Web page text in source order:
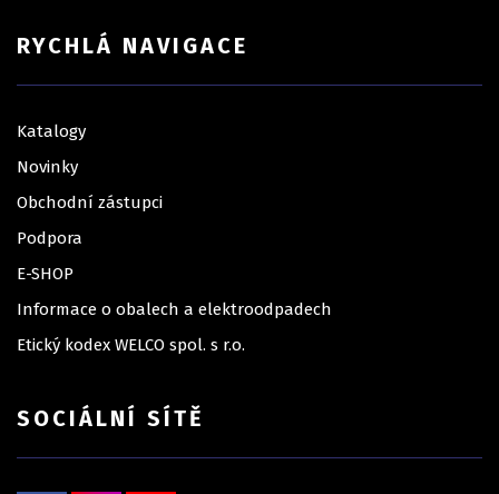
RYCHLÁ NAVIGACE
Katalogy
Novinky
Obchodní zástupci
Podpora
E-SHOP
Informace o obalech a elektroodpadech
Etický kodex WELCO spol. s r.o.
SOCIÁLNÍ SÍTĚ